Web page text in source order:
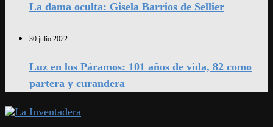
La dama oculta: Gisela Barrios de Sellier
30 julio 2022
Luz en los Páramos: 101 años de vida, 82 como
partera y curandera